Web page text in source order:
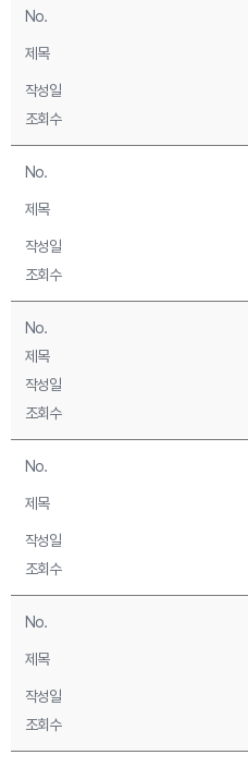
No.
제목
작성일
조회수
No.
제목
작성일
조회수
No.
제목
작성일
조회수
No.
제목
작성일
조회수
No.
제목
작성일
조회수